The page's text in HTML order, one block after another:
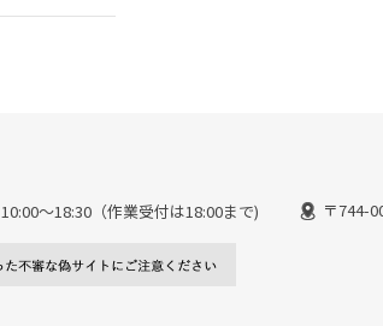
10:00～18:30（作業受付は18:00まで) 〒744-